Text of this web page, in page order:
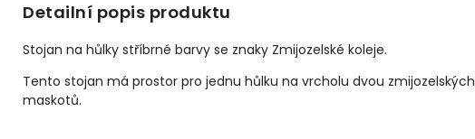
Detailní popis produktu
Stojan na hůlky stříbrné barvy se znaky Zmijozelské koleje.
Tento stojan má prostor pro jednu hůlku na vrcholu dvou zmijozelských
maskotů.